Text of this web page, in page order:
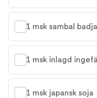
1 msk sambal
1 msk inlagd
1 msk japansk soja